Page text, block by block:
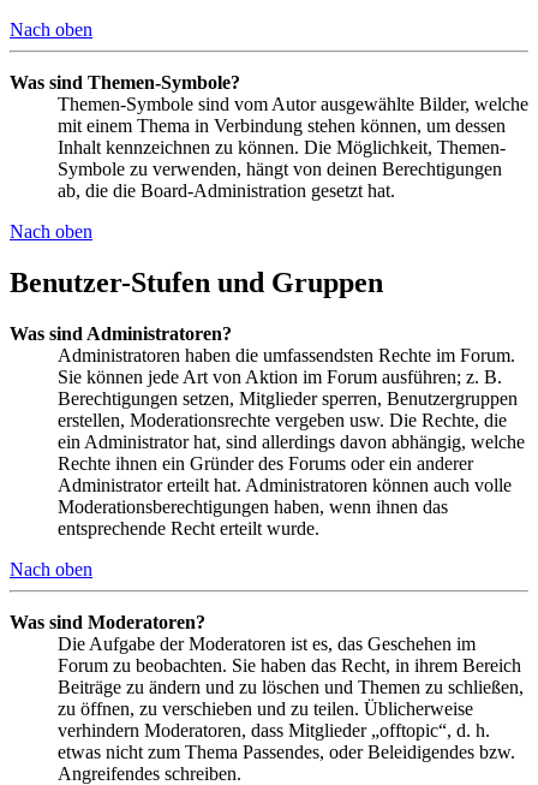
Nach oben
Was sind Themen-Symbole?
Themen-Symbole sind vom Autor ausgewählte Bilder, welche
mit einem Thema in Verbindung stehen können, um dessen
Inhalt kennzeichnen zu können. Die Möglichkeit, Themen-
Symbole zu verwenden, hängt von deinen Berechtigungen
ab, die die Board-Administration gesetzt hat.
Nach oben
Benutzer-Stufen und Gruppen
Was sind Administratoren?
Administratoren haben die umfassendsten Rechte im Forum.
Sie können jede Art von Aktion im Forum ausführen; z. B.
Berechtigungen setzen, Mitglieder sperren, Benutzergruppen
erstellen, Moderationsrechte vergeben usw. Die Rechte, die
ein Administrator hat, sind allerdings davon abhängig, welche
Rechte ihnen ein Gründer des Forums oder ein anderer
Administrator erteilt hat. Administratoren können auch volle
Moderationsberechtigungen haben, wenn ihnen das
entsprechende Recht erteilt wurde.
Nach oben
Was sind Moderatoren?
Die Aufgabe der Moderatoren ist es, das Geschehen im
Forum zu beobachten. Sie haben das Recht, in ihrem Bereich
Beiträge zu ändern und zu löschen und Themen zu schließen,
zu öffnen, zu verschieben und zu teilen. Üblicherweise
verhindern Moderatoren, dass Mitglieder „offtopic“, d. h.
etwas nicht zum Thema Passendes, oder Beleidigendes bzw.
Angreifendes schreiben.